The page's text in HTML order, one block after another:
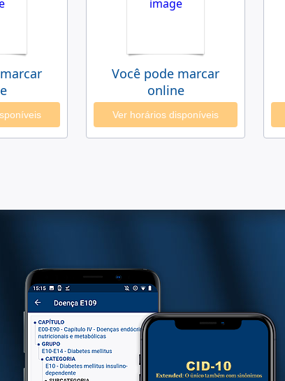
Você pode marcar
online
Ver horários disponíveis